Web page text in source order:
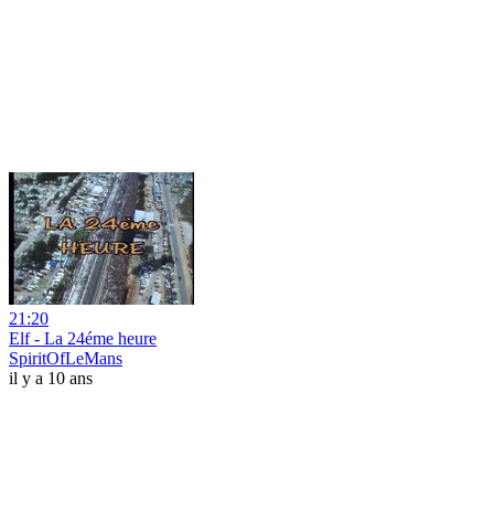
21:20
Elf - La 24éme heure
SpiritOfLeMans
il y a 10 ans